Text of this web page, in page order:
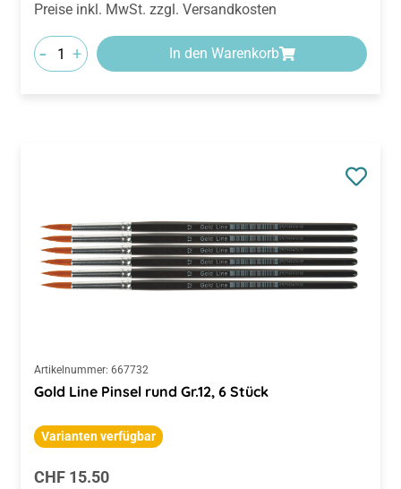
Preise inkl. MwSt. zzgl. Versandkosten
- + In den Warenkorb
Artikelnummer: 667732
Gold Line Pinsel rund Gr.12, 6 Stück
Varianten verfügbar
Regulärer Preis:
CHF 15.50